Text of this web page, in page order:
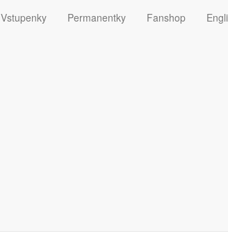
Vstupenky Permanentky Fanshop